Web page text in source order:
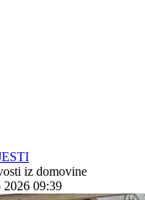
iz domovine
2026 09:39